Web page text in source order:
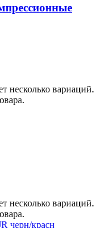
несколько вариаций.
несколько вариаций.